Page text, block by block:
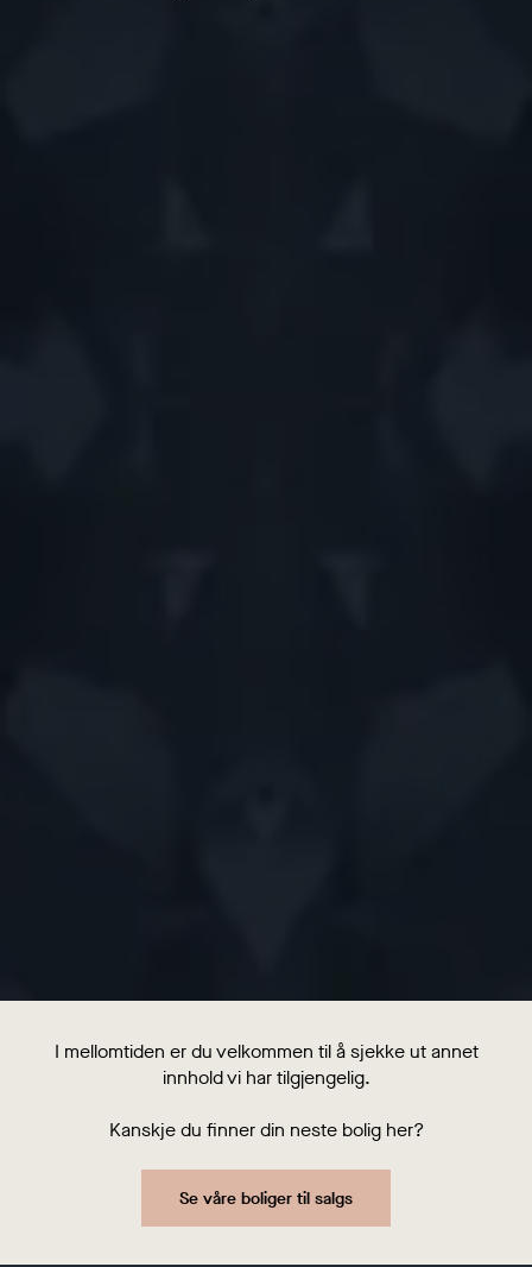
I mellomtiden er du velkommen til å sjekke ut annet
innhold vi har tilgjengelig.
Kanskje du finner din neste bolig her?
Se våre boliger til salgs